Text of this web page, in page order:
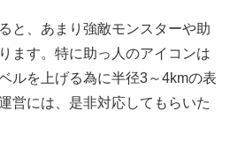
と、あまり強敵モンスターや助
ます。特に助っ人のアイコンは
ルを上げる為に半径3～4kmの表
営には、是非対応してもらいた